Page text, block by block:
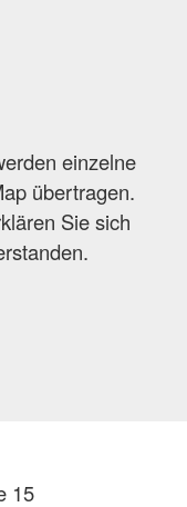
einzelne
übertragen.
Sie sich
15